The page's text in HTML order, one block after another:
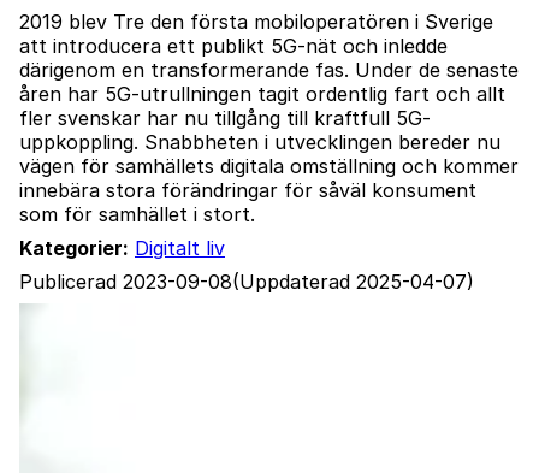
2019 blev Tre den första mobiloperatören i Sverige
att introducera ett publikt 5G-nät och inledde
därigenom en transformerande fas. Under de senaste
åren har 5G-utrullningen tagit ordentlig fart och allt
fler svenskar har nu tillgång till kraftfull 5G-
uppkoppling. Snabbheten i utvecklingen bereder nu
vägen för samhällets digitala omställning och kommer
innebära stora förändringar för såväl konsument
som för samhället i stort.
Kategorier: Digitalt liv
Publicerad 2023-09-08(Uppdaterad 2025-04-07)